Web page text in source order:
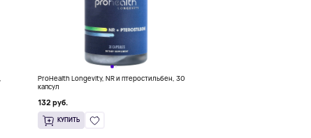
ProHealth Longevity, NR и птеростильбен, 30
капсул
132 руб.
КУПИТЬ